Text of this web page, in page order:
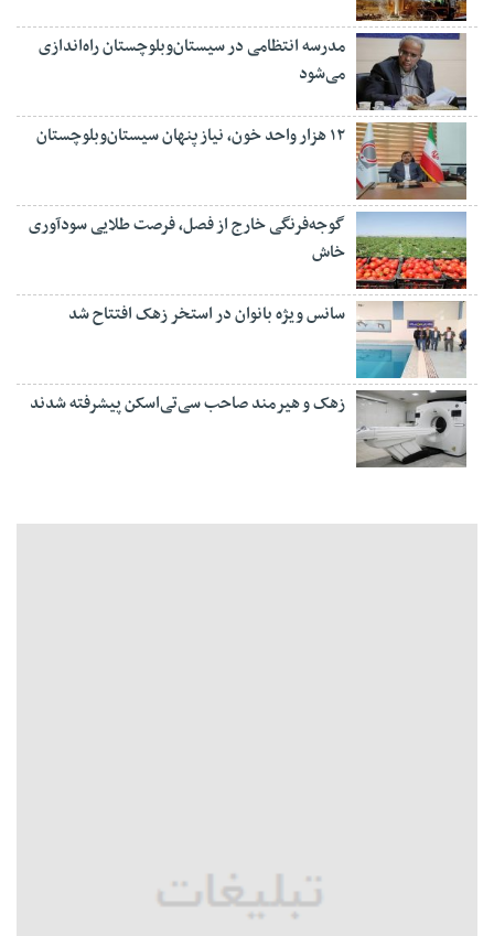
مدرسه انتظامی در سیستان‌وبلوچستان راه‌اندازی
می‌شود
۱۲ هزار واحد خون، نیاز پنهان سیستان‌وبلوچستان
گوجه‌فرنگی خارج از فصل، فرصت طلایی سودآوری
خاش
سانس ویژه بانوان در استخر زهک افتتاح شد
زهک و هیرمند صاحب سی‌تی‌اسکن پیشرفته شدند